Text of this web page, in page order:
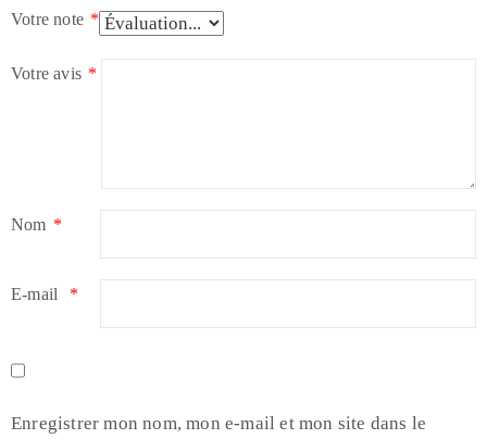
Votre note *
Votre avis *
Nom *
E-mail *
Enregistrer mon nom, mon e-mail et mon site dans le